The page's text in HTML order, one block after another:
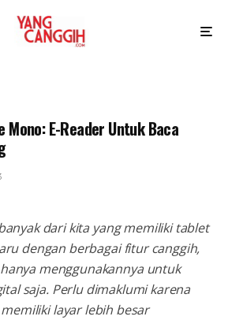
Mono: E-Reader Untuk Baca
dari kita yang memiliki tablet
dengan berbagai fitur canggih,
menggunakannya untuk
saja. Perlu dimaklumi karena
layar lebih besar